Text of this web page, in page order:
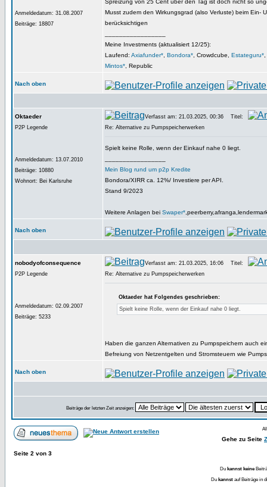
Anmeldedatum: 31.08.2007
Beiträge: 18807
Spreizung von 25 Cent über den Tag ist doch nicht so
Musst zudem den Wirkungsgrad (also Verluste) beim Ein-
berücksichtigen
Meine Investments (aktualisiert 12/25):
Laufend: Axiafunder* Bondora* , Crowdcube, Estateguru*
Mintos* , Republic
Nach oben
Oktaeder
P2P Legende
Anmeldedatum: 13.07.2010
Beiträge: 10880
Wohnort: Bei Karlsruhe
Verfasst am: 21.03.2025, 00:36
Titel:
Re: Alternative zu Pumpspeicherwerken
Spielt keine Rolle, wenn der Einkauf nahe 0 liegt.
Mein Blog rund um p2p Kredite
Bondora/XIRR ca. 12%/ Investiere per API.
Stand 9/2023
Weitere Anlagen bei Swaper*
Nach oben
nobodyofconsequence
P2P Legende
Anmeldedatum: 02.09.2007
Beiträge: 5233
Verfasst am: 21.03.2025, 16:06
Titel:
Re: Alternative zu Pumpspeicherwerken
Oktaeder hat Folgendes geschrieben:
Spielt keine Rolle, wenn der Einkauf nahe 0 liegt.
Haben die ganzen Alternativen zu Pumpspeichern auch
Befreiung von Netzentgelten und Stromsteuern wie
Nach oben
Beiträge der letzten Zeit anzeigen:
Gehe zu Seite
Seite 2 von 3
Du kannst keine
Du kannst auf Beiträge in